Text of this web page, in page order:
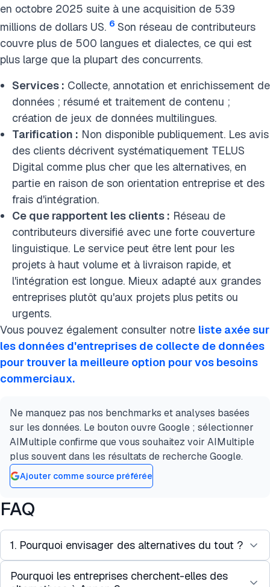
en octobre 2025 suite à une acquisition de 539
millions de dollars US. 6 Son réseau de contributeurs
couvre plus de 500 langues et dialectes, ce qui est
plus large que la plupart des concurrents.
Services : Collecte, annotation et enrichissement de
données ; résumé et traitement de contenu ;
création de jeux de données multilingues.
Tarification : Non disponible publiquement. Les avis
des clients décrivent systématiquement TELUS
Digital comme plus cher que les alternatives, en
partie en raison de son orientation entreprise et des
frais d'intégration.
Ce que rapportent les clients : Réseau de
contributeurs diversifié avec une forte couverture
linguistique. Le service peut être lent pour les
projets à haut volume et à livraison rapide, et
l'intégration est longue. Mieux adapté aux grandes
entreprises plutôt qu'aux projets plus petits ou
urgents.
Vous pouvez également consulter notre liste axée sur
les données d'entreprises de collecte de données
pour trouver la meilleure option pour vos besoins
commerciaux.
Ne manquez pas nos benchmarks et analyses basées
sur les données. Le bouton ouvre Google ; sélectionner
AIMultiple confirme que vous souhaitez voir AIMultiple
plus souvent dans les résultats de recherche Google.
Ajouter comme source préférée
FAQ
1. Pourquoi envisager des alternatives du tout ?
Le marché des données crowdsourcées subit une
Pourquoi les entreprises cherchent-elles des